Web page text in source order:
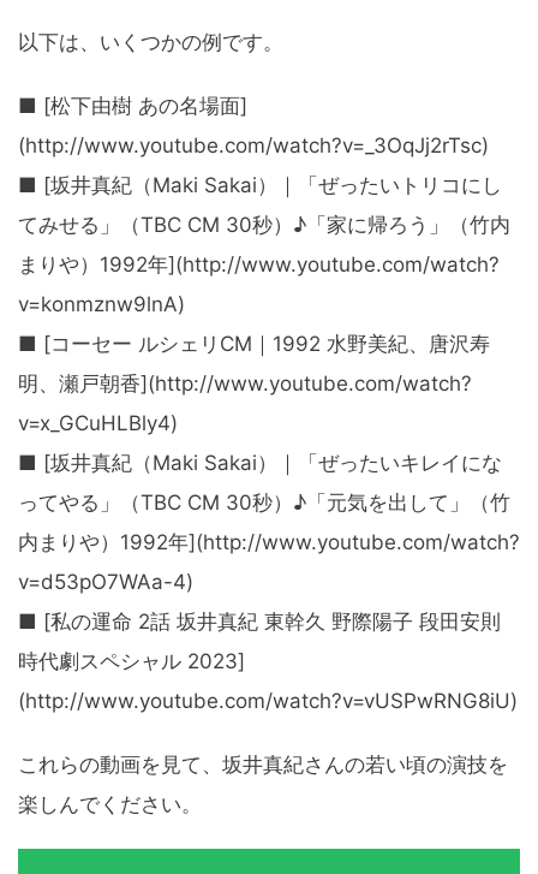
以下は、いくつかの例です。
■ [松下由樹 あの名場面]
(http://www.youtube.com/watch?v=_3OqJj2rTsc)
■ [坂井真紀（Maki Sakai）｜「ぜったいトリコにし
てみせる」（TBC CM 30秒）♪「家に帰ろう」（竹内
まりや）1992年](http://www.youtube.com/watch?
v=konmznw9lnA)
■ [コーセー ルシェリCM｜1992 水野美紀、唐沢寿
明、瀬戸朝香](http://www.youtube.com/watch?
v=x_GCuHLBly4)
■ [坂井真紀（Maki Sakai）｜「ぜったいキレイにな
ってやる」（TBC CM 30秒）♪「元気を出して」（竹
内まりや）1992年](http://www.youtube.com/watch?
v=d53pO7WAa-4)
■ [私の運命 2話 坂井真紀 東幹久 野際陽子 段田安則
時代劇スペシャル 2023]
(http://www.youtube.com/watch?v=vUSPwRNG8iU)
これらの動画を見て、坂井真紀さんの若い頃の演技を
楽しんでください。